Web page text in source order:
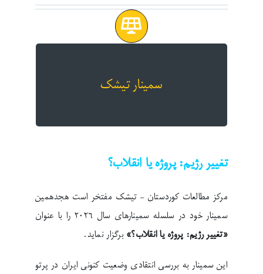
سمینار تیشک
تغیرر رژیم در ایران: پروژه یا انقلاب؟
تغییر رژیم: پروژه یا انقلاب؟
مرکز مطالعات کوردستان – تیشک مفتخر است هجدهمین
سمینار خود در سلسله سمینارهای سال ۲۰۲۶ را با عنوان
«تغییر رژیم: پروژه یا انقلاب؟»برگزار نماید.
این سمینار به بررسی انتقادی وضعیت کنونی ایران در پرتو